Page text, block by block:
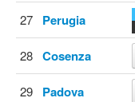
27 Perugia
28 Cosenza
29 Padova